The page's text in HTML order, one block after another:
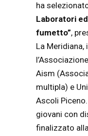
ha
Laboratori
fumetto”,
La Meridiana,
Aism
multipla) e
Ascoli
giovani con
finalizzato